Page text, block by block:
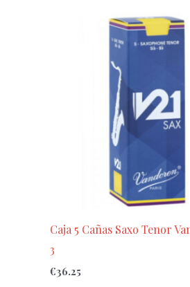
Caja 5 Cañas Saxo Tenor
3
€36.25